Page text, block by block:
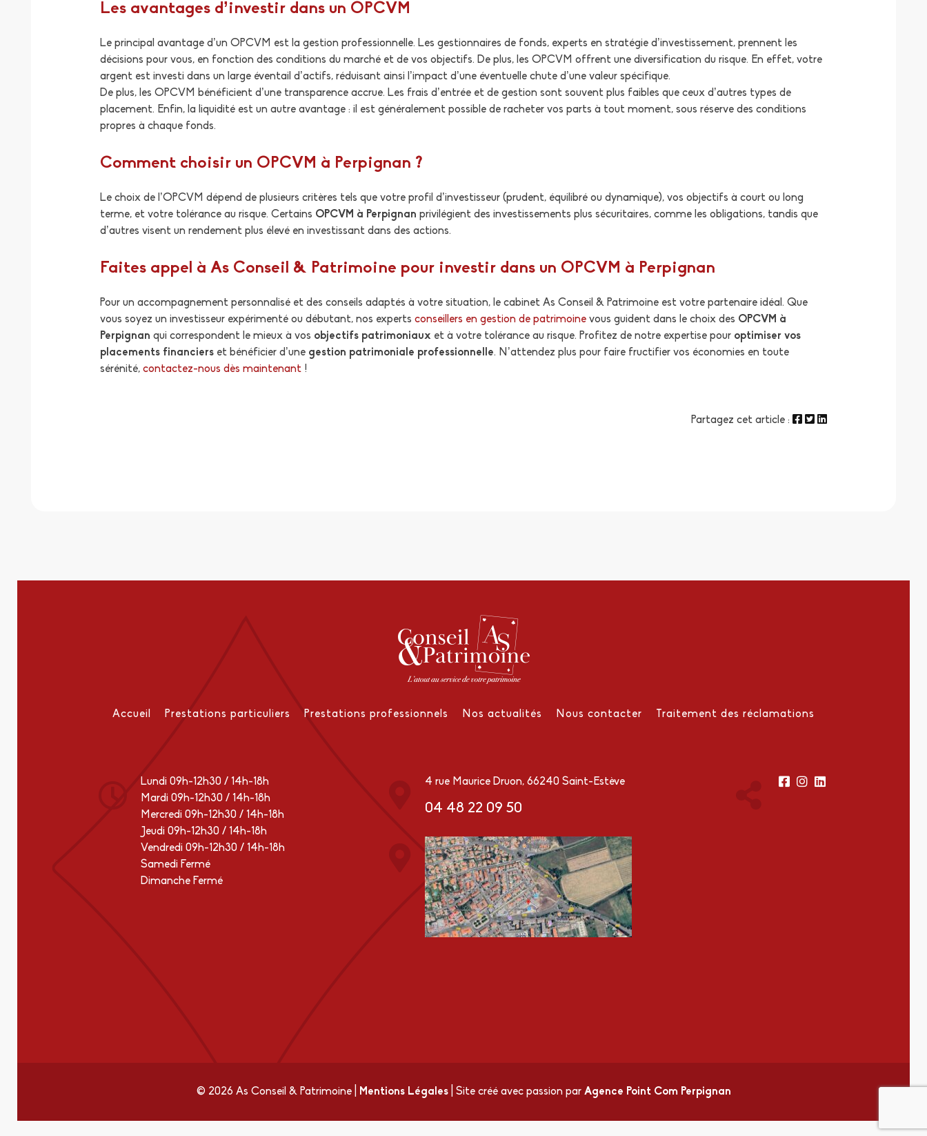
Les avantages d’investir dans un OPCVM
Le principal avantage d’un OPCVM est la gestion professionnelle. Les gestionnaires de fonds, experts en stratégie d’investissement, prennent les
décisions pour vous, en fonction des conditions du marché et de vos objectifs. De plus, les OPCVM offrent une diversification du risque. En effet, votre
argent est investi dans un large éventail d’actifs, réduisant ainsi l’impact d’une éventuelle chute d’une valeur spécifique.
De plus, les OPCVM bénéficient d’une transparence accrue. Les frais d’entrée et de gestion sont souvent plus faibles que ceux d’autres types de
placement. Enfin, la liquidité est un autre avantage : il est généralement possible de racheter vos parts à tout moment, sous réserve des conditions
propres à chaque fonds.
Comment choisir un OPCVM à Perpignan ?
Le choix de l’OPCVM dépend de plusieurs critères tels que votre profil d’investisseur (prudent, équilibré ou dynamique), vos objectifs à court ou long
terme, et votre tolérance au risque. Certains OPCVM à Perpignan privilégient des investissements plus sécuritaires, comme les obligations, tandis que
d’autres visent un rendement plus élevé en investissant dans des actions.
Faites appel à As Conseil & Patrimoine pour investir dans un OPCVM à Perpignan
Pour un accompagnement personnalisé et des conseils adaptés à votre situation, le cabinet As Conseil & Patrimoine est votre partenaire idéal. Que
vous soyez un investisseur expérimenté ou débutant, nos experts conseillers en gestion de patrimoine vous guident dans le choix des OPCVM à
Perpignan qui correspondent le mieux à vos objectifs patrimoniaux et à votre tolérance au risque. Profitez de notre expertise pour optimiser vos
placements financiers et bénéficier d’une gestion patrimoniale professionnelle. N’attendez plus pour faire fructifier vos économies en toute
sérénité, contactez-nous dès maintenant !
Partagez cet article :
Accueil Prestations particuliers Prestations professionnels Nos actualités Nous contacter Traitement des réclamations
Lundi 09h-12h30 / 14h-18h
Mardi 09h-12h30 / 14h-18h
Mercredi 09h-12h30 / 14h-18h
Jeudi 09h-12h30 / 14h-18h
Vendredi 09h-12h30 / 14h-18h
Samedi Fermé
Dimanche Fermé
4 rue Maurice Druon, 66240 Saint-Estève
04 48 22 09 50
© 2026 As Conseil & Patrimoine Mentions Légales Site créé avec passion par Agence Point Com Perpignan